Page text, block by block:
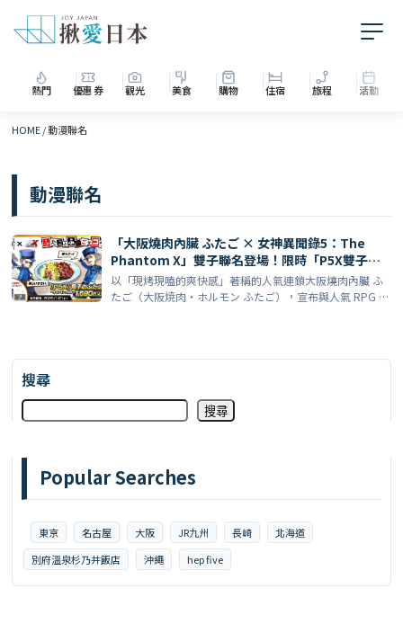
熱門 優惠券 觀光 美食 購物 住宿 旅程 活動
HOME/動漫聯名
動漫聯名
「大阪燒肉內臟 ふたご × 女神異聞錄5：The
Phantom X」雙子聯名登場！限時「P5X雙子ふ
たご拼盤」12/25開賣（贈限定貼紙）
以「現烤現嗑的爽快感」著稱的人氣連鎖大阪燒肉內臟 ふ
たご（大阪焼肉・ホルモン ふたご），宣布與人氣 RPG 女
搜尋
搜尋
Popular Searches
東京 名古屋 大阪 JR九州 長崎
北海道
別府溫泉杉乃井飯店
沖繩 hep five